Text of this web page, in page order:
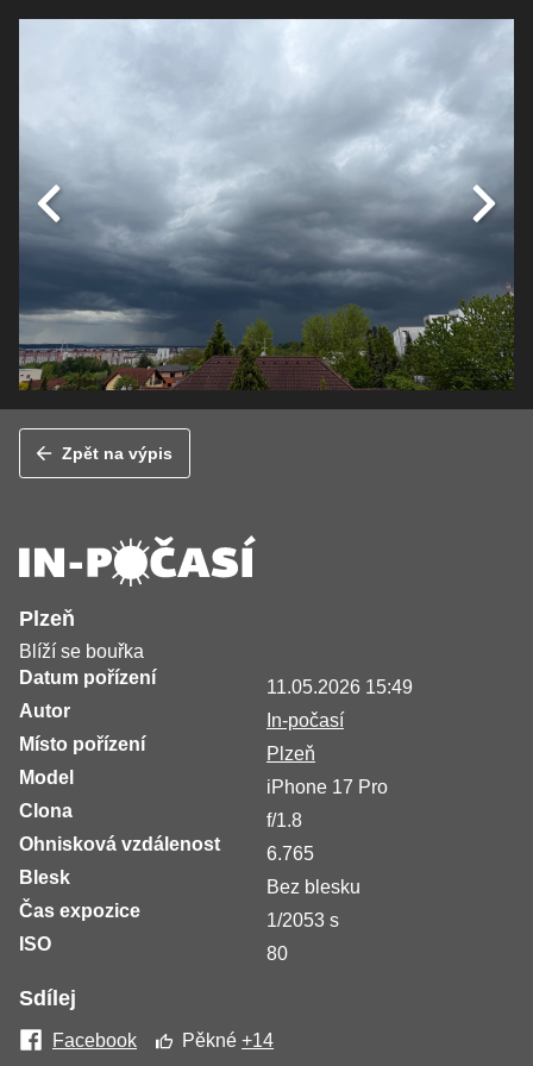
Zpět na výpis
Plzeň
Blíží se bouřka
Datum pořízení
11.05.2026 15:49
Autor
In-počasí
Místo pořízení
Plzeň
Model
iPhone 17 Pro
Clona
f/1.8
Ohnisková vzdálenost
6.765
Blesk
Bez blesku
Čas expozice
1/2053 s
ISO
80
Sdílej
Facebook Pěkné+14